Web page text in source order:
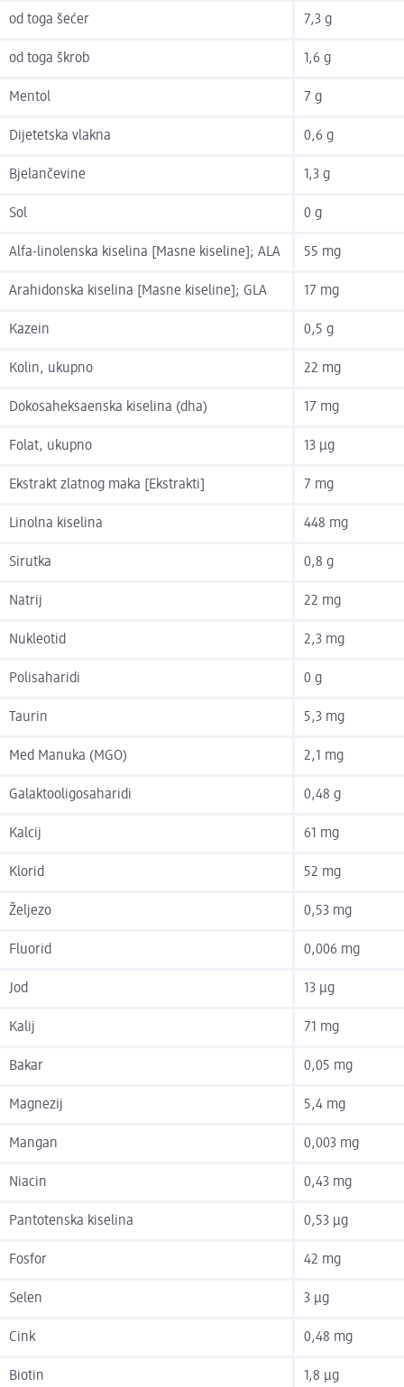
od toga šećer 7,3 g
od toga škrob 1,6 g
Mentol 7 g
Dijetetska vlakna 0,6 g
Bjelančevine 1,3 g
Sol 0 g
Alfa-linolenska kiselina [Masne kiseline]; ALA 55 mg
Arahidonska kiselina [Masne kiseline]; GLA 17 mg
Kazein 0,5 g
Kolin, ukupno 22 mg
Dokosaheksaenska kiselina (dha) 17 mg
Folat, ukupno 13 µg
Ekstrakt zlatnog maka [Ekstrakti] 7 mg
Linolna kiselina 448 mg
Sirutka 0,8 g
Natrij 22 mg
Nukleotid 2,3 mg
Polisaharidi 0 g
Taurin 5,3 mg
Med Manuka (MGO) 2,1 mg
Galaktooligosaharidi 0,48 g
Kalcij 61 mg
Klorid 52 mg
Željezo 0,53 mg
Fluorid 0,006 mg
Jod 13 µg
Kalij 71 mg
Bakar 0,05 mg
Magnezij 5,4 mg
Mangan 0,003 mg
Niacin 0,43 mg
Pantotenska kiselina 0,53 µg
Fosfor 42 mg
Selen 3 µg
Cink 0,48 mg
Biotin 1,8 µg